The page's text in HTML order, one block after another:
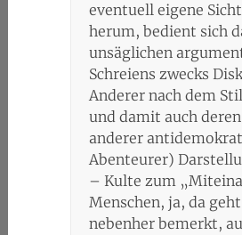
eventuell eigene
herum, bedient sich
unsäglichen
Schreiens zwecks
Anderer nach dem
und damit auch
anderer
Abenteurer)
– Kulte zum
Menschen, ja, da geht
nebenher bemerkt,